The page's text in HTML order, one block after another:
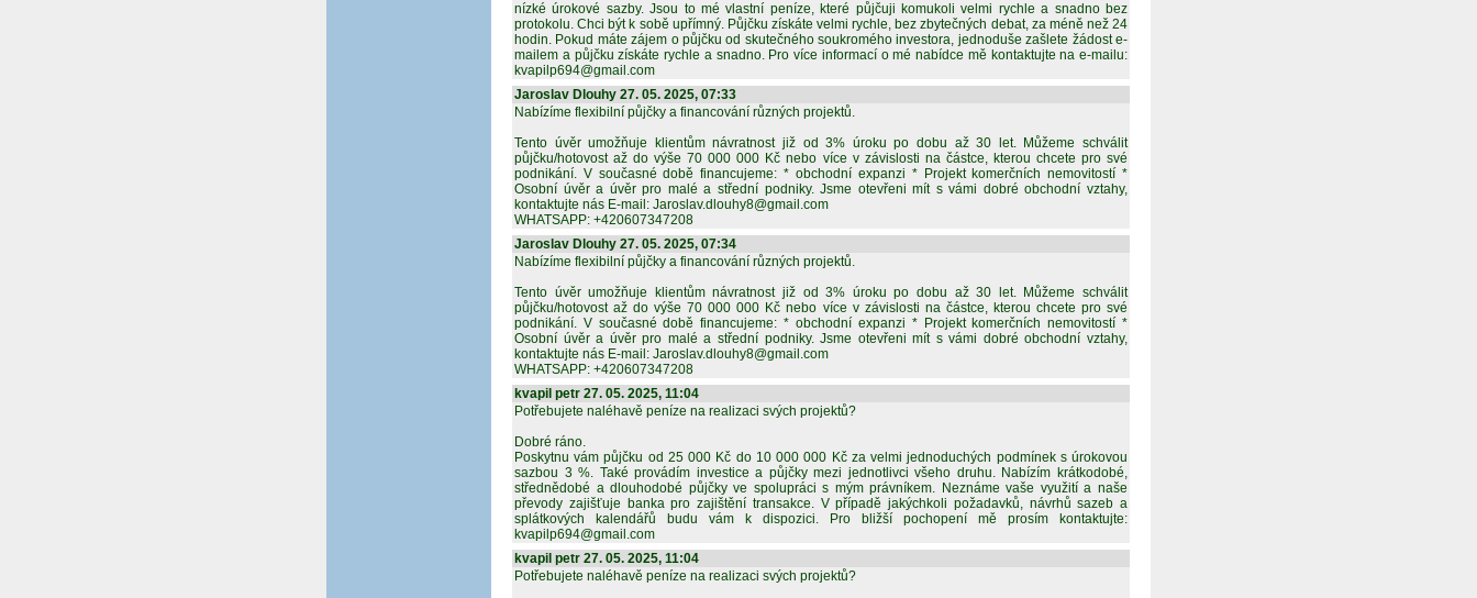
nízké úrokové sazby. Jsou to mé vlastní peníze, které půjčuji komukoli velmi rychle a snadno bez
protokolu. Chci být k sobě upřímný. Půjčku získáte velmi rychle, bez zbytečných debat, za méně než 24
hodin. Pokud máte zájem o půjčku od skutečného soukromého investora, jednoduše zašlete žádost e-
mailem a půjčku získáte rychle a snadno. Pro více informací o mé nabídce mě kontaktujte na e-mailu:
kvapilp694@gmail.com
Jaroslav Dlouhy 27. 05. 2025, 07:33
Nabízíme flexibilní půjčky a financování různých projektů.
Tento úvěr umožňuje klientům návratnost již od 3% úroku po dobu až 30 let. Můžeme schválit
půjčku/hotovost až do výše 70 000 000 Kč nebo více v závislosti na částce, kterou chcete pro své
podnikání. V současné době financujeme: * obchodní expanzi * Projekt komerčních nemovitostí *
Osobní úvěr a úvěr pro malé a střední podniky. Jsme otevřeni mít s vámi dobré obchodní vztahy,
kontaktujte nás E-mail: Jaroslav.dlouhy8@gmail.com
WHATSAPP: +420607347208
Jaroslav Dlouhy 27. 05. 2025, 07:34
Nabízíme flexibilní půjčky a financování různých projektů.
Tento úvěr umožňuje klientům návratnost již od 3% úroku po dobu až 30 let. Můžeme schválit
půjčku/hotovost až do výše 70 000 000 Kč nebo více v závislosti na částce, kterou chcete pro své
podnikání. V současné době financujeme: * obchodní expanzi * Projekt komerčních nemovitostí *
Osobní úvěr a úvěr pro malé a střední podniky. Jsme otevřeni mít s vámi dobré obchodní vztahy,
kontaktujte nás E-mail: Jaroslav.dlouhy8@gmail.com
WHATSAPP: +420607347208
kvapil petr 27. 05. 2025, 11:04
Potřebujete naléhavě peníze na realizaci svých projektů?
Dobré ráno.
Poskytnu vám půjčku od 25 000 Kč do 10 000 000 Kč za velmi jednoduchých podmínek s úrokovou
sazbou 3 %. Také provádím investice a půjčky mezi jednotlivci všeho druhu. Nabízím krátkodobé,
střednědobé a dlouhodobé půjčky ve spolupráci s mým právníkem. Neznáme vaše využití a naše
převody zajišťuje banka pro zajištění transakce. V případě jakýchkoli požadavků, návrhů sazeb a
splátkových kalendářů budu vám k dispozici. Pro bližší pochopení mě prosím kontaktujte:
kvapilp694@gmail.com
kvapil petr 27. 05. 2025, 11:04
Potřebujete naléhavě peníze na realizaci svých projektů?